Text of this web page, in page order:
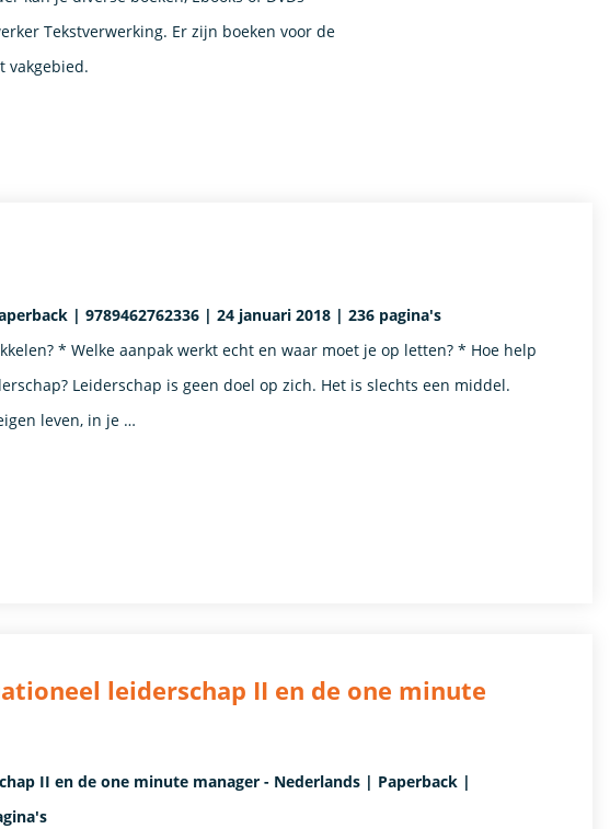
Tekstverwerking. Er zijn boeken voor de
vakgebied.
| 9789462762336 | 24 januari 2018 | 236 pagina's
* Welke aanpak werkt echt en waar moet je op letten? * Hoe help
Leiderschap is geen doel op zich. Het is slechts een middel.
leven, in je …
leiderschap II en de one minute
II en de one minute manager - Nederlands | Paperback |